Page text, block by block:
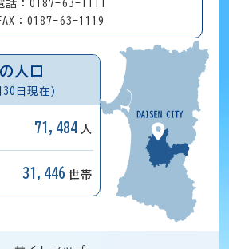
話：0187-63-1111
：0187-63-1119
人口
日現在)
71,484 人
31,446 世帯